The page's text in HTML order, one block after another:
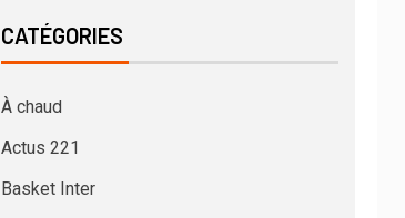
CATÉGORIES
À chaud
Actus 221
Basket Inter